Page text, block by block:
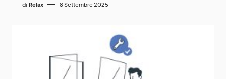
di Relax 8 Settembre 2025